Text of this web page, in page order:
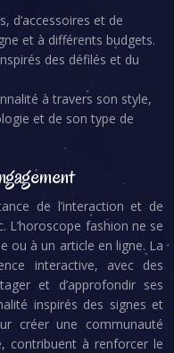
d’accessoires et de
et à différents budgets.
des défilés et du
à travers son style,
et de son type de
de l’interaction et de
L’horoscope fashion ne se
ou à un article en ligne. La
interactive, avec des
et d’approfondir ses
inspirés des signes et
créer une communauté
contribuent à renforcer le